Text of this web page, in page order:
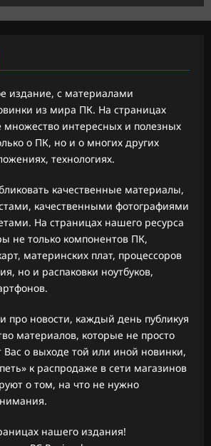
издание, с материалами
из мира ПК. На страницах
множество интересных и полезных
о ПК, но и о многих других
технологиях.
качественные материалы,
качественными фотографиями
На страницах нашего ресурса
не только компонентов ПК,
материнских плат, процессоров
но и распаковки ноутбуков,
новости, каждый день публикуя
материалов, которые не просто
о выходе той или иной новинки,
к распродаже в сети магазинов
о том, на что не нужно
нашего издания!